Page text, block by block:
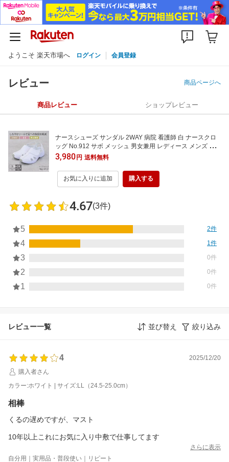
ようこそ 楽天市場へ ログイン 会員登録
レビュー 商品ページへ
商品レビュー ショップレビュー
ナースシューズ サンダル 2WAY 病院 看護師 白 ナースクロ
ッグ No.912 サボ メッシュ 男女兼用 レディース メンズ モ
スワールド 医者 介護士 クリニック 医療用 靴 ホワイト スリ
ッポン
3,980円 送料無料
お気に入りに追加 購入する
4.67(3件)
5 2件
4 1件
3 0件
2 0件
1 0件
レビュー一覧 並び替え 絞り込み
4
2025/12/20
購入者さん
カラー:ホワイト | サイズ:LL（24.5-25.0cm）
相棒
くるの遅めですが、マスト
10年以上これにお気に入り中敷で仕事してます
さらに表示
自分用｜実用品・普段使い｜リピート